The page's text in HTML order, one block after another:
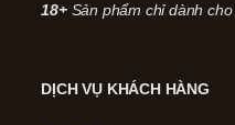
18+ Sản phẩm chỉ dành
DỊCH VỤ KHÁCH HÀNG